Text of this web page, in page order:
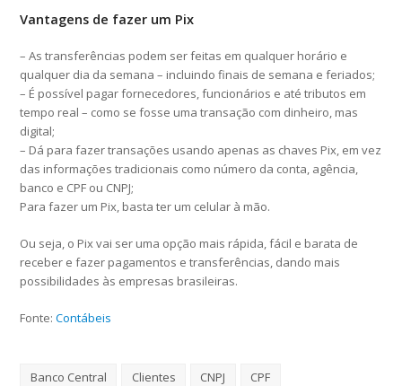
Vantagens de fazer um Pix
– As transferências podem ser feitas em qualquer horário e
qualquer dia da semana – incluindo finais de semana e feriados;
– É possível pagar fornecedores, funcionários e até tributos em
tempo real – como se fosse uma transação com dinheiro, mas
digital;
– Dá para fazer transações usando apenas as chaves Pix, em vez
das informações tradicionais como número da conta, agência,
banco e CPF ou CNPJ;
Para fazer um Pix, basta ter um celular à mão.
Ou seja, o Pix vai ser uma opção mais rápida, fácil e barata de
receber e fazer pagamentos e transferências, dando mais
possibilidades às empresas brasileiras.
Fonte:Contábeis
Banco Central Clientes CNPJ
CPF